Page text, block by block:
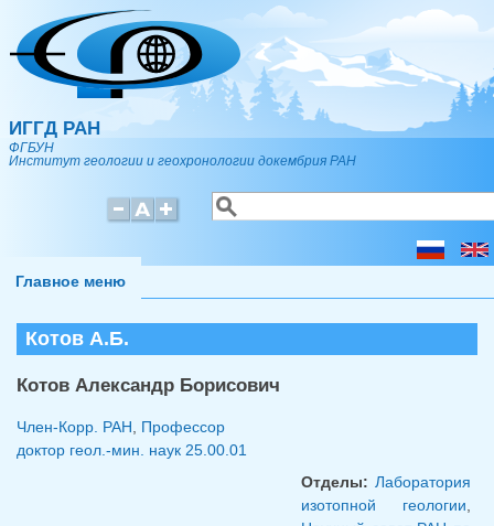
Перейти к основному содержанию
ИГГД РАН
ФГБУН
Институт геологии и геохронологии докембрия РАН
Форма поиска
Поиск
Главное меню
Котов А.Б.
Котов Александр Борисович
Член-Корр. РАН
Профессор
доктор геол.-мин. наук 25.00.01
Отделы: Лаборатория
изотопной геологии